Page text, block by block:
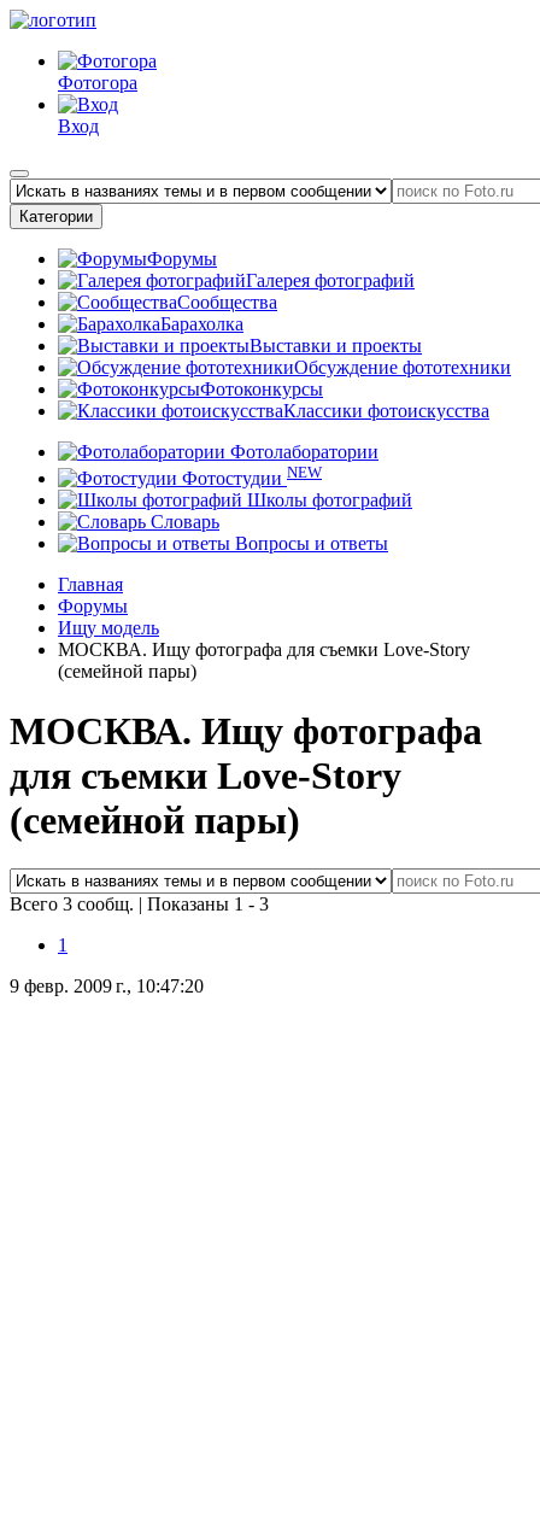
Фотогора
Вход
Категории
Форумы
Галерея фотографий
Сообщества
Барахолка
Выставки и проекты
Обсуждение фототехники
Фотоконкурсы
Классики фотоискусства
Фотолаборатории
Фотостудии NEW
Школы фотографий
Словарь
Вопросы и ответы
Главная
Форумы
Ищу модель
МОСКВА. Ищу фотографа для съемки Love-Story
(семейной пары)
МОСКВА. Ищу фотографа
для съемки Love-Story
(семейной пары)
Всего 3 сообщ. | Показаны 1 - 3
1
9 февр. 2009 г., 10:47:20